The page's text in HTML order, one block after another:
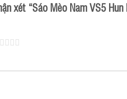
xét “Sáo Mèo Nam VS5 Hun